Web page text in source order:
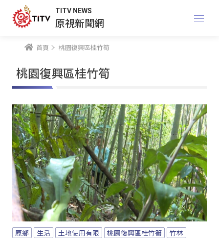
TITV NEWS
原視新聞網
首頁 桃園復興區桂竹筍
桃園復興區桂竹筍
原鄉 生活 土地使用有限 桃園復興區桂竹筍 竹林